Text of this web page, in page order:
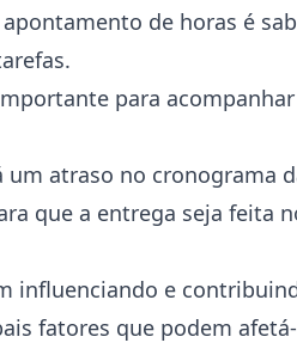
de horas é
para
um atraso no
que a entrega seja feita
influenciando e
fatores que podem